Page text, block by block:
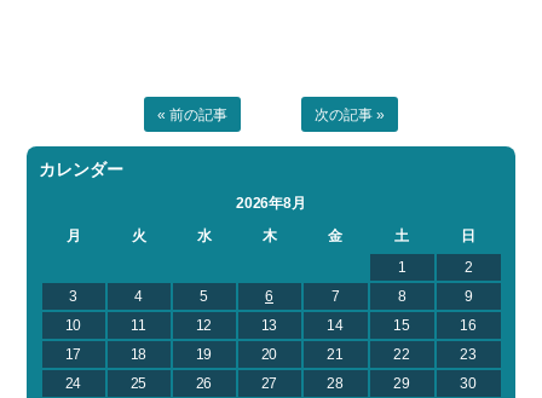
« 前の記事 次の記事 »
カレンダー
2026年8月
月
火 水 木 金 土
日
1
2
3
4 5 6 7 8
9
10
11 12 13 14 15
16
17
18 19 20 21 22
23
24
25 26 27 28 29
30